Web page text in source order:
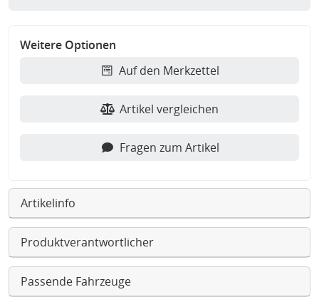
Weitere Optionen
Auf den Merkzettel
Artikel vergleichen
Fragen zum Artikel
Artikelinfo
Produktverantwortlicher
Passende Fahrzeuge